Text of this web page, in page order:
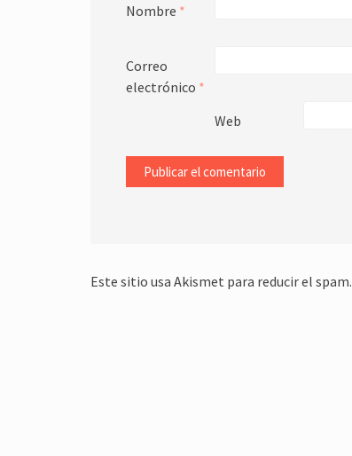
Nombre *
Correo
electrónico *
Web
Este sitio usa Akismet para reducir el spam.